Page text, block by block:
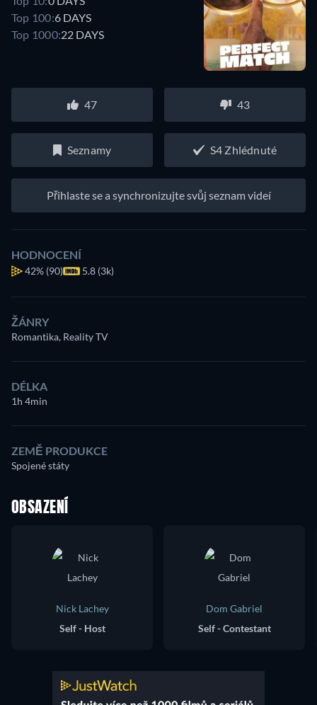
Top 100:6 DAYS
Top 1000:22 DAYS
47 43
Seznamy S4 Zhlédnuté
Přihlaste se a synchronizujte svůj seznam videí
HODNOCENÍ
42% (90) 5.8 (3k)
ŽÁNRY
Romantika, Reality TV
DÉLKA
1h 4min
ZEMĚ PRODUKCE
Spojené státy
OBSAZENÍ
Nick Lachey
Self - Host
Dom Gabriel
Self - Contestant